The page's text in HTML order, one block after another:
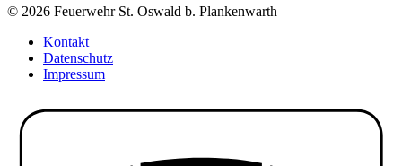
© 2026 Feuerwehr St. Oswald b. Plankenwarth
Kontakt
Datenschutz
Impressum